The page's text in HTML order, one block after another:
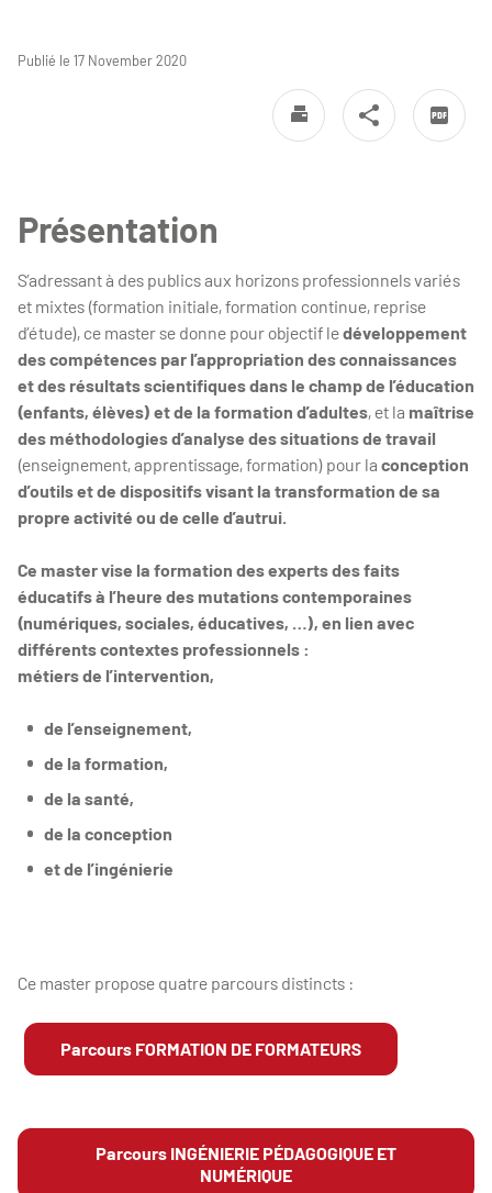
Publié le 17 November 2020
Présentation
S’adressant à des publics aux horizons professionnels variés
et mixtes (formation initiale, formation continue, reprise
d’étude), ce master se donne pour objectif ledéveloppement
des compétences par l’appropriation des connaissances
et des résultats scientifiques dans le champ de l’éducation
(enfants, élèves) et de la formation d’adultes, et la maîtrise
des méthodologies d’analyse des situations de travail
(enseignement, apprentissage, formation) pour la conception
d’outils et de dispositifs visant la transformation de sa
propre activité ou de celle d’autrui.
Ce master vise la formation des experts des faits
éducatifs à l’heure des mutations contemporaines
(numériques, sociales, éducatives, …), en lien avec
différents contextes professionnels :
métiers de l’intervention,
de l’enseignement,
de la formation,
de la santé,
de la conception
et de l’ingénierie
Ce master propose quatre parcours distincts :
Parcours FORMATION DE FORMATEURS
Parcours INGÉNIERIE PÉDAGOGIQUE ET
NUMÉRIQUE